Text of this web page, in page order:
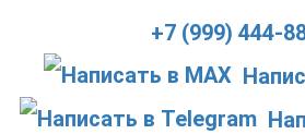
+7 (999) 444-